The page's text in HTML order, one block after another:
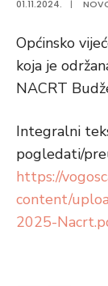
01.11.2024. |
Općinsko
koja je
NACRT
Integralni
pogledati/
https://
content/
2025-